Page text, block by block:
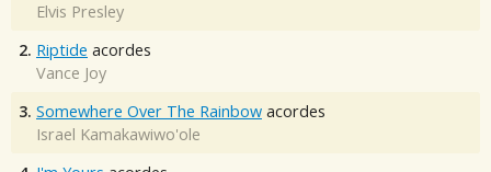
Elvis Presley
2. Riptide acordes
Vance Joy
3. Somewhere Over The Rainbow acordes
Israel Kamakawiwo'ole